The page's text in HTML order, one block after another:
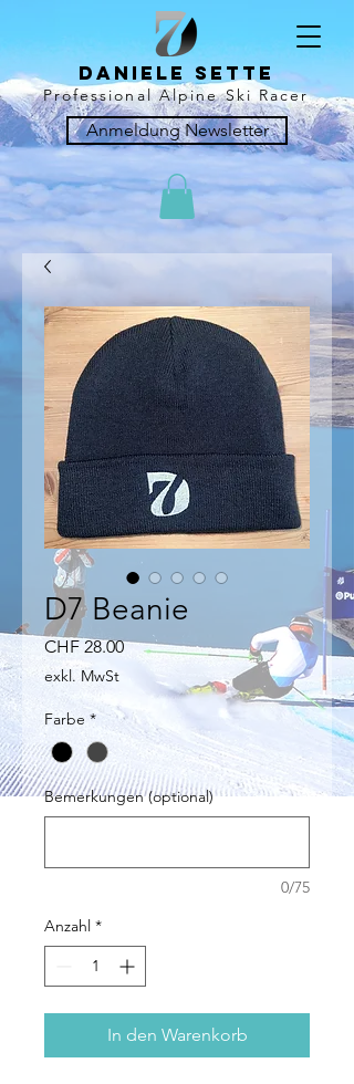
Daniele sette
Professional Alpine Ski Racer
Anmeldung Newsletter
D7 Beanie
CHF 28.00Preis
exkl. MwSt
Farbe *
Bemerkungen (optional)
0/75
Anzahl *
In den Warenkorb